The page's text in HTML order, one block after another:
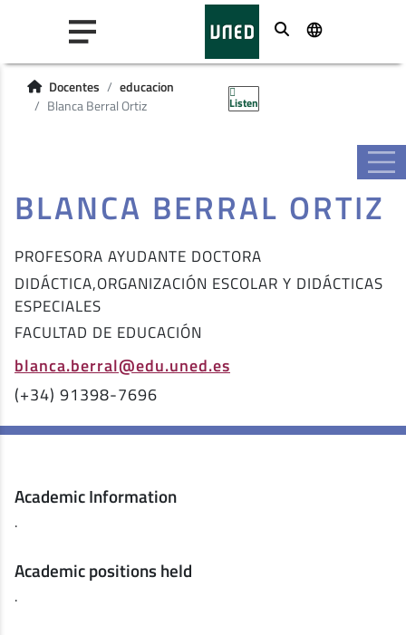
Buscar
Docentes
educacion
Blanca Berral Ortiz
Listen
BLANCA BERRAL ORTIZ
PROFESORA AYUDANTE DOCTORA
DIDÁCTICA,ORGANIZACIÓN ESCOLAR Y DIDÁCTICAS
ESPECIALES
FACULTAD DE EDUCACIÓN
blanca.berral@edu.uned.es
(+34) 91398-7696
Academic Information
.
Academic positions held
.